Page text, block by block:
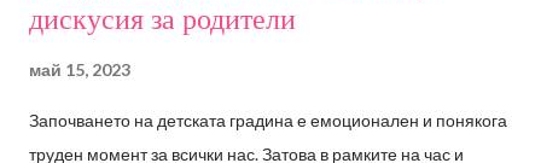
дискусия за родители
май 15, 2023
Започването на детската градина е емоционален и понякога
труден момент за всички нас. Затова в рамките на час и